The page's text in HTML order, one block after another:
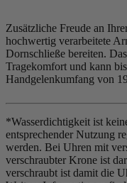
Zusätzliche Freude an
hochwertig verarbeitete
Dornschließe bereiten.
Tragekomfort und kann
Handgelenkumfang von
*Wasserdichtigkeit ist
entsprechender Nutzung
werden. Bei Uhren mit
verschraubter Krone ist
verschraubt ist damit die